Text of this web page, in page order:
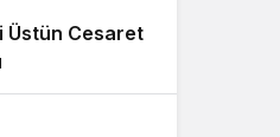
Üstün Cesaret